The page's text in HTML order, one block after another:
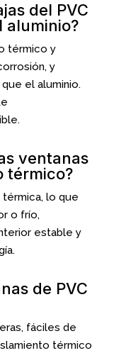
del PVC
aluminio?
térmico y
y
el aluminio.
ventanas
térmico?
térmica, lo que
o frío,
estable y
de PVC
fáciles de
térmico